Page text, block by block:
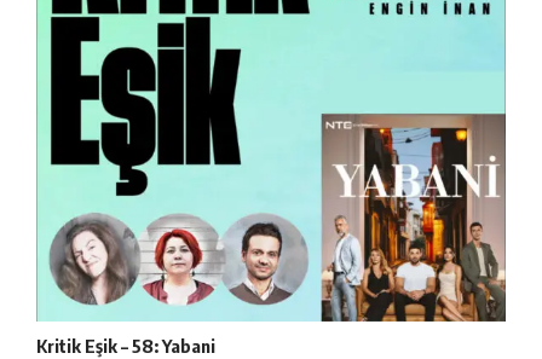
Kritik Eşik – 58: Yabani